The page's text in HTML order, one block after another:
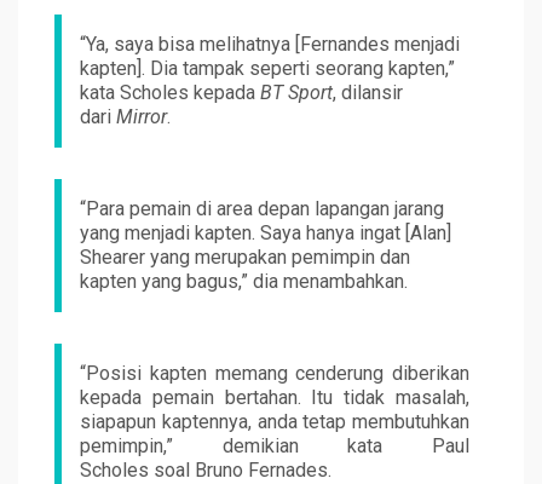
“Ya, saya bisa melihatnya [Fernandes menjadi
kapten]. Dia tampak seperti seorang kapten,”
kata Scholes kepada BT Sport, dilansir
dari Mirror.
“Para pemain di area depan lapangan jarang
yang menjadi kapten. Saya hanya ingat [Alan]
Shearer yang merupakan pemimpin dan
kapten yang bagus,” dia menambahkan.
“Posisi kapten memang cenderung diberikan
kepada pemain bertahan. Itu tidak masalah,
siapapun kaptennya, anda tetap membutuhkan
pemimpin,” demikian kata Paul
Scholes soal Bruno Fernades.